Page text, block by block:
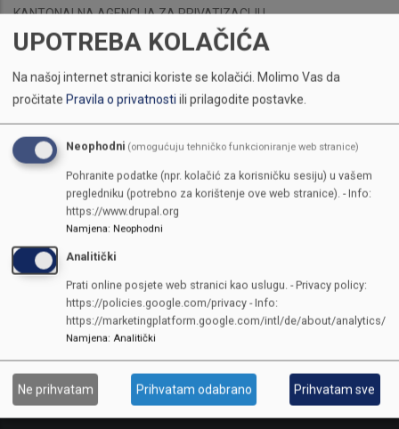
KANTONALNA AGENCIJA ZA PRIVATIZACIJU
KONTAKTI
UPOTREBA KOLAČIĆA
Na našoj internet stranici koriste se kolačići. Molimo Vas da
pročitate Pravila o privatnostiili prilagodite postavke.
Neophodni (omogućuju tehničko funkcioniranje web stranice)
Pohranite podatke (npr. kolačić za korisničku sesiju) u vašem
pregledniku (potrebno za korištenje ove web stranice). - Info:
https://www.drupal.org
Namjena: Neophodni
Analitički
Prati online posjete web stranici kao uslugu. - Privacy policy:
https://policies.google.com/privacy - Info:
https://marketingplatform.google.com/intl/de/about/analytics/
Namjena: Analitički
Ne prihvatam Prihvatam odabrano Prihvatam sve